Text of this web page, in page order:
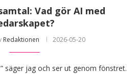
Vad gör AI med
Redaktionen 2026-05-20
säger jag och ser ut genom fönstret.